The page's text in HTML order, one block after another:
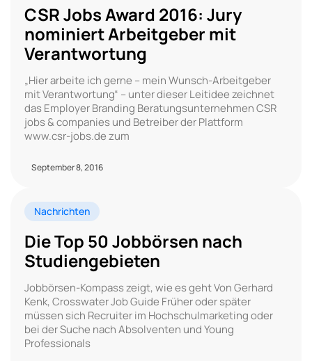
CSR Jobs Award 2016: Jury
nominiert Arbeitgeber mit
Verantwortung
„Hier arbeite ich gerne – mein Wunsch-Arbeitgeber
mit Verantwortung“ – unter dieser Leitidee zeichnet
das Employer Branding Beratungsunternehmen CSR
jobs & companies und Betreiber der Plattform
www.csr-jobs.de zum
September 8, 2016
Nachrichten
Die Top 50 Jobbörsen nach
Studiengebieten
Jobbörsen-Kompass zeigt, wie es geht Von Gerhard
Kenk, Crosswater Job Guide Früher oder später
müssen sich Recruiter im Hochschulmarketing oder
bei der Suche nach Absolventen und Young
Professionals